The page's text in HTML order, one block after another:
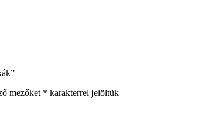
mezőket * karakterrel jelöltük